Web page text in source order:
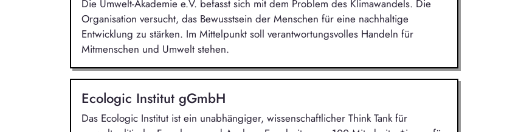
Die Umwelt-Akademie e.V. befasst sich mit dem Problem des Klimawandels. Die
Organisation versucht, das Bewusstsein der Menschen für eine nachhaltige
Entwicklung zu stärken. Im Mittelpunkt soll verantwortungsvolles Handeln für
Mitmenschen und Umwelt stehen.
Ecologic Institut gGmbH
Das Ecologic Institut ist ein unabhängiger, wissenschaftlicher Think Tank für